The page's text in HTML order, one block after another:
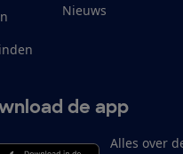
Nieuws
de app
Alles over